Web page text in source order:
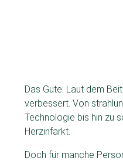
Das Gute: Laut dem
verbessert. Von
Technologie bis hin zu
Herzinfarkt.
Doch für manche